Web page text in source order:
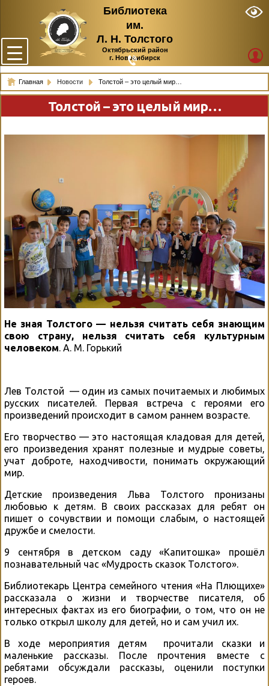
Библиотека
им.
Л. Н. Толстого
Октябрьский район
г. Новосибирск
Главная Новости Толстой – это целый мир…
Толстой – это целый мир…
Не зная Толстого — нельзя считать себя знающим
свою страну, нельзя считать себя культурным
человеком. А. М. Горький
Лев Толстой — один из самых почитаемых и любимых
русских писателей. Первая встреча с героями его
произведений происходит в самом раннем возрасте.
Его творчество — это настоящая кладовая для детей,
его произведения хранят полезные и мудрые советы,
учат доброте, находчивости, понимать окружающий
мир.
Детские произведения Льва Толстого пронизаны
любовью к детям. В своих рассказах для ребят он
пишет о сочувствии и помощи слабым, о настоящей
дружбе и смелости.
9 сентября в детском саду «Капитошка» прошёл
познавательный час «Мудрость сказок Толстого».
Библиотекарь Центра семейного чтения «На Плющихе»
рассказала о жизни и творчестве писателя, об
интересных фактах из его биографии, о том, что он не
только открыл школу для детей, но и сам учил их.
В ходе мероприятия детям прочитали сказки и
маленькие рассказы. После прочтения вместе с
ребятами обсуждали рассказы, оценили поступки
героев.